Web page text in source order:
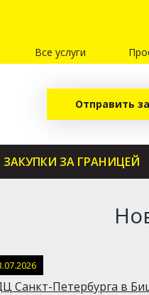
Все услуги
Отправить
ЗАКУПКИ ЗА ГРАНИЦЕЙ
Санкт-Петербурга в